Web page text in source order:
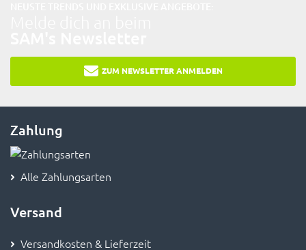
ZUM NEWSLETTER ANMELDEN
Zahlung
Alle Zahlungsarten